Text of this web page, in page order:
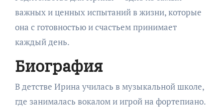
важных и ценных испытаний в жизни, которые
она с готовностью и счастьем принимает
каждый день.
Биография
В детстве Ирина училась в музыкальной школе,
где занималась вокалом и игрой на фортепиано.